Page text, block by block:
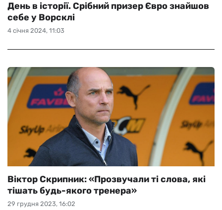
4 січня 2024, 11:03
День в історії. Срібний призер Євро знайшов
себе у Ворсклі
29 грудня 2023, 16:02
Віктор Скрипник: «Прозвучали ті слова, які
тішать будь-якого тренера»